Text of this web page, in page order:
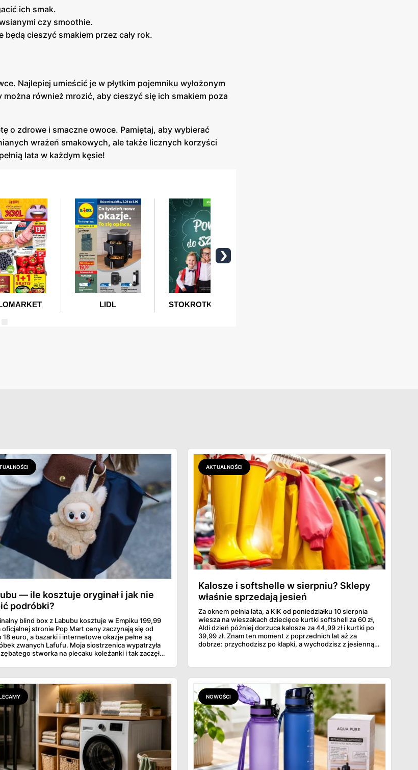
ich smak.
czy smoothie.
cieszyć smakiem przez cały rok.
Najlepiej umieścić je w płytkim pojemniku wyłożonym
również mrozić, aby cieszyć się ich smakiem poza
o zdrowe i smaczne owoce. Pamiętaj, aby wybierać
wrażeń smakowych, ale także licznych korzyści
lata w każdym kęsie!
— ile kosztuje oryginał i jak nie
podróbki?
blind box z Labubu kosztuje w Empiku 199,99
oficjalnej stronie Pop Mart ceny zaczynają się od
18 euro, a bazarki i internetowe okazje pełne są
zwanych Lafufu. Moja siostrzenica wypatrzyła
stworka na plecaku koleżanki i tak zaczęło
i po czym poznać, że sprzedawca nie wciska nam
Spisałam wszystko, czego się dowiedziałam —
z jedną wpadką, o której za chwilę.
AKTUALNOŚCI
Kalosze i softshelle w sierpniu? Sklepy
właśnie sprzedają jesień
Za oknem pełnia lata, a KiK od poniedziałku 10 sierpnia
wiesza na wieszakach dziecięce kurtki softshell za 60 zł,
Aldi dzień później dorzuca kalosze za 44,99 zł i kurtki po
39,99 zł. Znam ten moment z poprzednich lat aż za
dobrze: przychodzisz po klapki, a wychodzisz z jesienną
sens kupować jesień, zanim skończą się wakacje.
NOWOŚCI